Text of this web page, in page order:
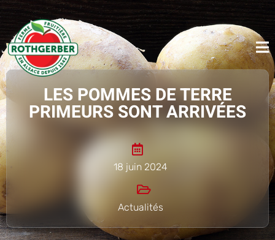
LES POMMES DE TERRE
PRIMEURS SONT ARRIVÉES
18 juin 2024
Actualités